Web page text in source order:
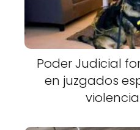
Poder Judicial
en juzgados